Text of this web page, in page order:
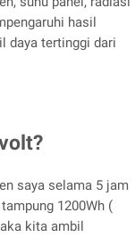
hasil
daya tertinggi dari
saya selama 5 jam
1200Wh (
kita ambil